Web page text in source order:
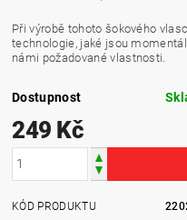
Při výrobě tohoto šokového
technologie, jaké jsou
námi požadované vlastnosti.
Dostupnost
249 Kč
KÓD PRODUKTU